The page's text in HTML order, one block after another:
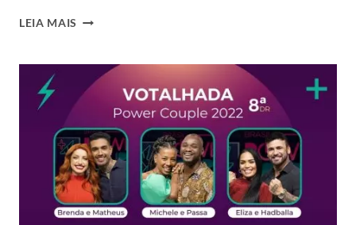
LEIA MAIS ENQUETE
VOTAÇÃO
R7
POWER
COUPLE
2022:
VOTE
E
VEJA
PARCIAIS
DA